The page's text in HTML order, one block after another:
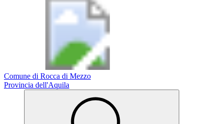
Comune di Rocca di Mezzo
Provincia dell'Aquila